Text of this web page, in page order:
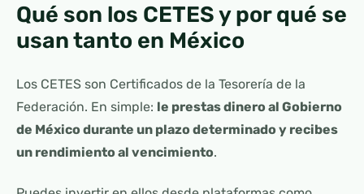
Qué son los CETES y por qué se
usan tanto en México
Los CETES son Certificados de la Tesorería de la
Federación. En simple: le prestas dinero al Gobierno
de México durante un plazo determinado y recibes
un rendimiento al vencimiento.